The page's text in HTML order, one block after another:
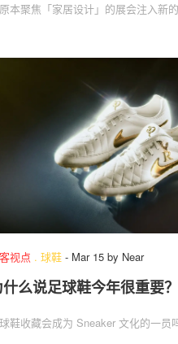
本聚焦「家居设计」的展会注入新的
视点 . 球鞋 - Mar 15 by Near
么说足球鞋今年很重要？
鞋收藏会成为 Sneaker 文化的一员